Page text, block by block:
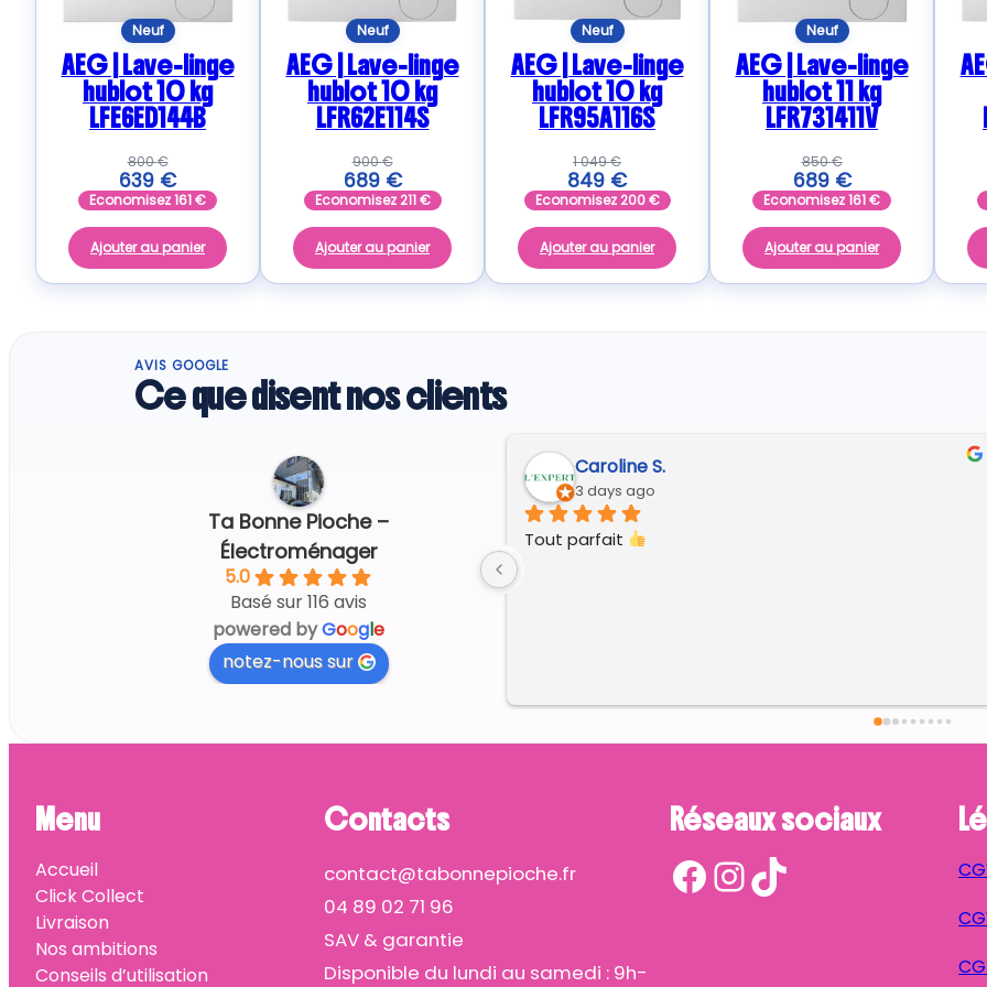
Neuf
AEG | Lave-linge
hublot 10 kg
LFE6ED144B
800€
639 €
Economisez161€
Ajouter au panier
Neuf
AEG | Lave-linge
hublot 10 kg
LFR62E114S
900€
689 €
Economisez211€
Ajouter au panier
Neuf
AEG | Lave-linge
hublot 10 kg
LFR95A116S
1 049€
849 €
Economisez200€
Ajouter au panier
Neuf
AEG | Lave-linge
hublot 11 kg
LFR731411V
850€
689 €
Economisez161€
Ajouter au panier
AVIS GOOGLE
Ce que disent nos clients
Ta Bonne Pioche –
Électroménager
5.0
Basé sur 116 avis
powered byGoogle
notez-nous sur
Regine G.
6 days ago
Menu
Accueil
Click Collect
Livraison
Nos ambitions
Conseils d’utilisation
Contacts
contact@tabonnepioche.fr
04 89 02 71 96
SAV & garantie
Disponible du lundi au samedi : 9h-
Réseaux sociaux
Facebook InstagramTikTok